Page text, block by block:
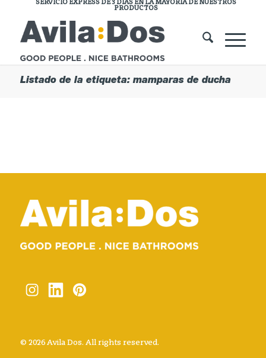
SERVICIO EXPRESS DE 3 DÍAS EN LA MAYORÍA DE NUESTROS
PRODUCTOS
Listado de la etiqueta: mamparas de ducha
© 2026 Avila Dos. All rights reserved.